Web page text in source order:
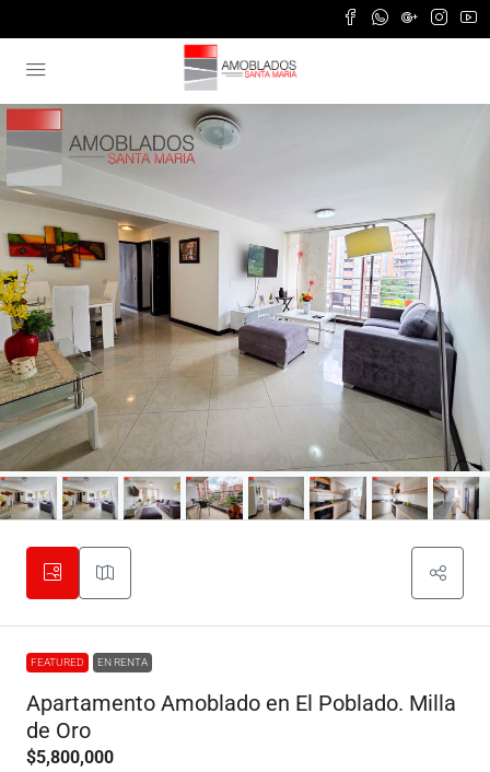
FEATURED EN RENTA
Apartamento Amoblado en El Poblado. Milla
de Oro
$5,800,000